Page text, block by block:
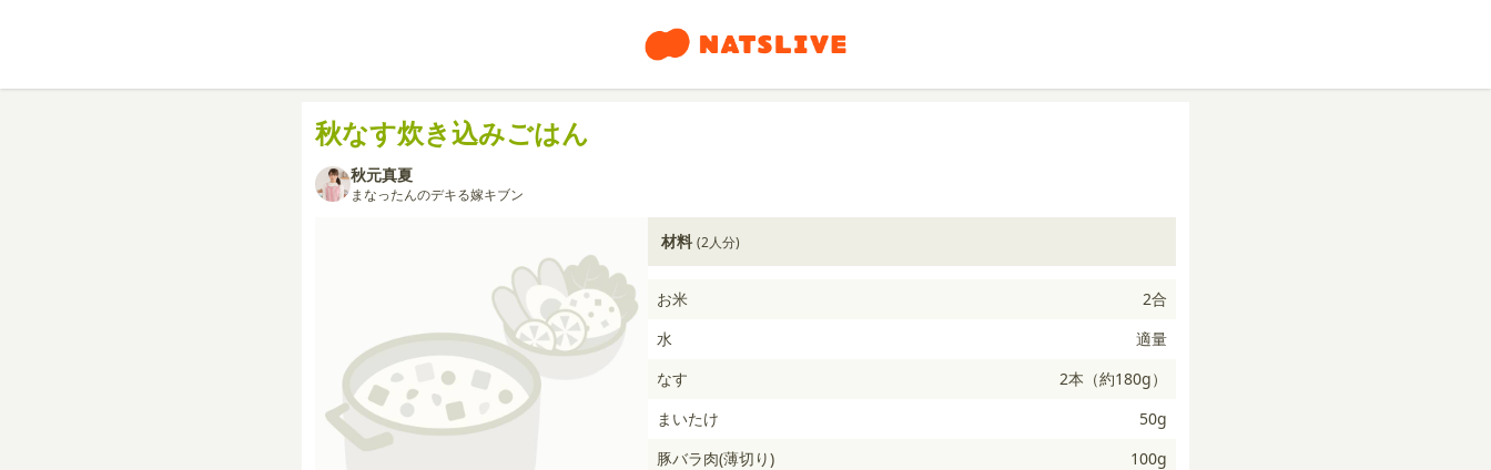
秋なす炊き込みごはん
秋元真夏
まなったんのデキる嫁キブン
材料 (2人分)
お米
2合
水
適量
なす
2本（約180g）
まいたけ
50g
豚バラ肉(薄切り)
100g